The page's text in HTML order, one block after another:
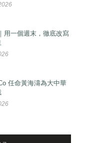
用一個週末，徹底改寫
任命黃海濤為大中華